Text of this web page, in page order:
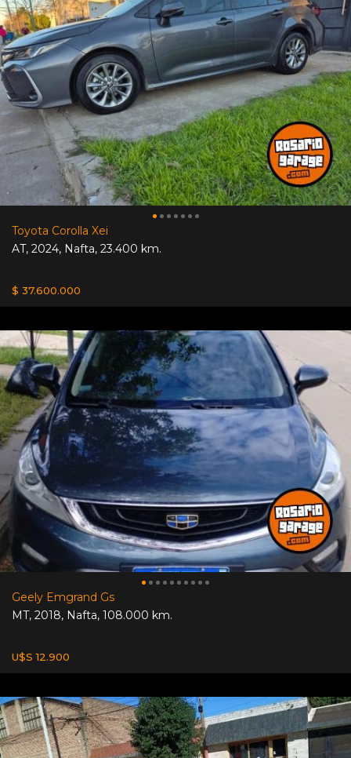
Toyota Corolla Xei
AT, 2024, Nafta, 23.400 km.
$ 37.600.000
Geely Emgrand Gs
MT, 2018, Nafta, 108.000 km.
U$S 12.900